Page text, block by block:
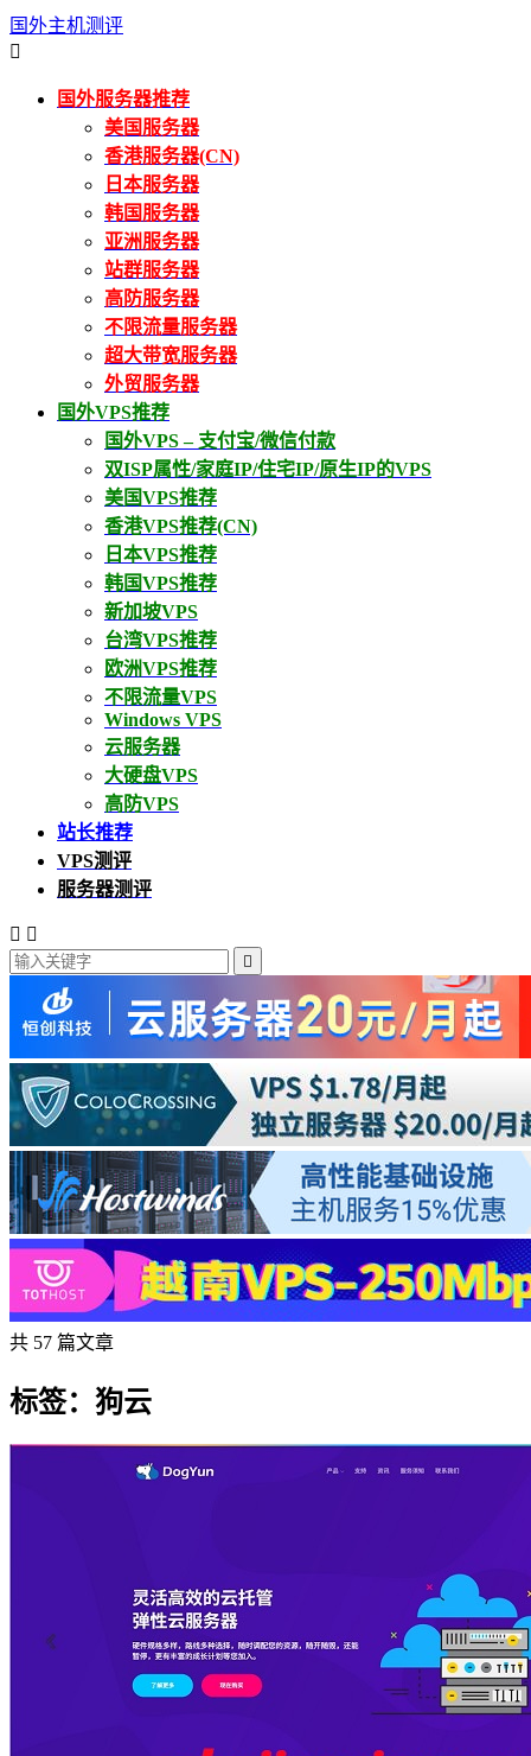
国外主机测评

国外服务器推荐
美国服务器
香港服务器(CN)
日本服务器
韩国服务器
亚洲服务器
站群服务器
高防服务器
不限流量服务器
超大带宽服务器
外贸服务器
国外VPS推荐
国外VPS – 支付宝/微信付款
双ISP属性/家庭IP/住宅IP/原生IP的VPS
美国VPS推荐
香港VPS推荐(CN)
日本VPS推荐
韩国VPS推荐
新加坡VPS
台湾VPS推荐
欧洲VPS推荐
不限流量VPS
Windows VPS
云服务器
大硬盘VPS
高防VPS
站长推荐
VPS测评
服务器测评
 

共 57 篇文章
标签：狗云